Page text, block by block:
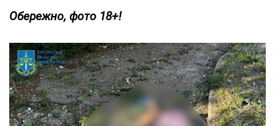
Обережно, фото 18+!